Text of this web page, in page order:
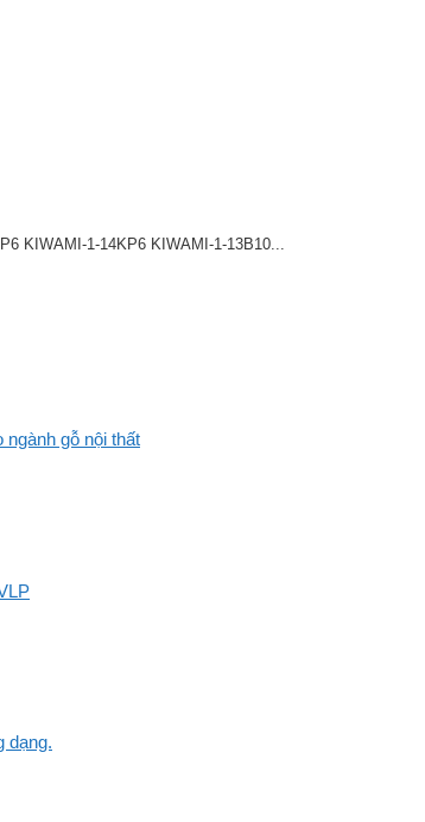
KIWAMI-1-14KP6 KIWAMI-1-13B10...
gỗ nội thất
dạng.